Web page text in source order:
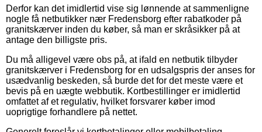
Derfor kan det imidlertid vise sig lønnende at sammenligne
nogle få netbutikker nær Fredensborg efter rabatkoder på
granitskærver inden du køber, så man er skråsikker på at
antage den billigste pris.
Du må alligevel være obs på, at ifald en netbutik tilbyder
granitskærver i Fredensborg for en udsalgspris der anses for
usædvanlig beskeden, så burde det for det meste være et
bevis på en uægte webbutik. Kortbestillinger er imidlertid
omfattet af et regulativ, hvilket forsvarer køber imod
uoprigtige forhandlere på nettet.